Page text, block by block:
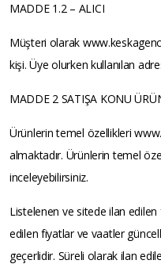
MADDE 1.2 – ALICI
Müşteri olarak
kişi. Üye olurken kullanılan
MADDE 2 SATIŞA KONU
Ürünlerin temel özellikleri
almaktadır. Ürünlerin temel
inceleyebilirsiniz.
Listelenen ve sitede ilan edilen
edilen fiyatlar ve vaatler
geçerlidir. Süreli olarak ilan